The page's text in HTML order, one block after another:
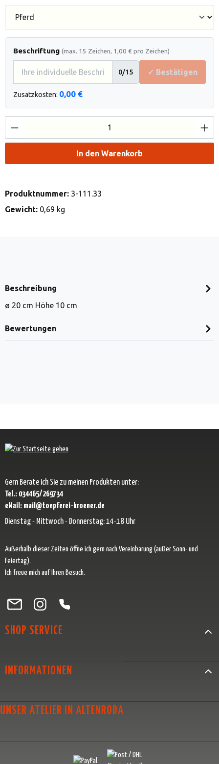
Beschriftung (max. 15 Zeichen, 1,00 € pro Zeichen)
0/15 ✓ Bestätigen
Zusatzkosten: 0,00 €
Produkt Anzahl: Gib den gewünschten
In den Warenkorb
Produktnummer: 3-111.33
Gewicht: 0,69 kg
Beschreibung
ø 20 cm Höhe 10 cm
Bewertungen
Gern Berate ich Sie zu meinen Produkten unter:
Tel.: 034465/269734
eMail: mail@toepferei-kroener.de
Dienstag - Mittwoch - Donnerstag: 14-18 Uhr
Außerhalb dieser Zeiten öffne ich gern nach Vereinbarung (außer Sonn- und
Feiertag).
Ich freue mich auf Ihren Besuch.
Besuche uns auf Facebook – öffnet in neuem Tab (externer Link)
Schau auf Instagram vorbei – öffnet in neuem Tab (externer Link)
Lass dich auf Pinterest inspirieren – öffnet in neuem Tab
Folge uns auf X – öffnet in neuem Tab (externer Link)
SHOP SERVICE
INFORMATIONEN
UNSER ATELIER IN ALTENRODA